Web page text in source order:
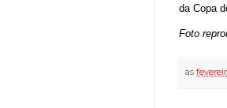
da Copa
Foto
às